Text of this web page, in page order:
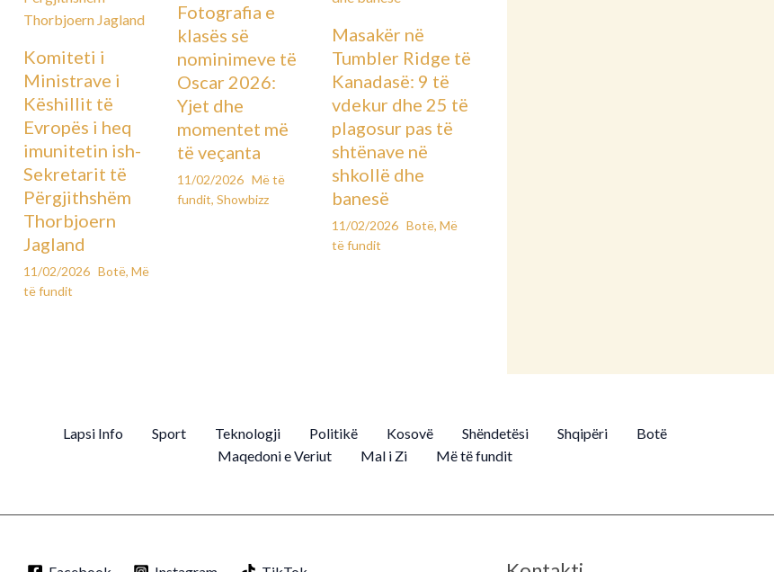
Komiteti i
Ministrave i
Këshillit të
Evropës i heq
imunitetin ish-
Sekretarit të
Përgjithshëm
Thorbjoern
Jagland
11/02/2026 Botë, Më
të fundit
Fotografia e
klasës së
nominimeve të
Oscar 2026:
Yjet dhe
momentet më
të veçanta
11/02/2026 Më të
fundit,Showbizz
Masakër në
Tumbler Ridge të
Kanadasë: 9 të
vdekur dhe 25 të
plagosur pas të
shtënave në
shkollë dhe
banesë
11/02/2026 Botë, Më
të fundit
Lapsi Info Sport Teknologji Politikë Kosovë Shëndetësi Shqipëri
Botë
Maqedoni e Veriut
Mal i Zi Më të fundit